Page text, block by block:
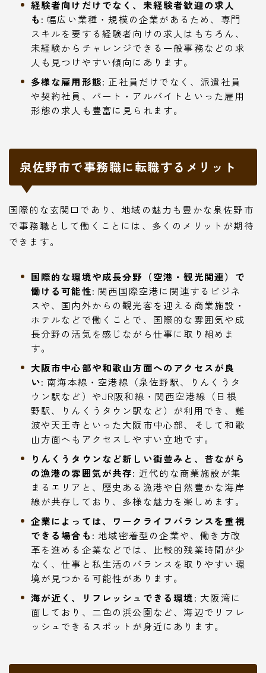
経験者向けだけでなく、未経験者歓迎の求人
も: 幅広い業種・規模の企業があるため、専門
スキルを要する経験者向けの求人はもちろん、
未経験からチャレンジできる一般事務などの求
人も見つけやすい傾向にあります。
多様な雇用形態: 正社員だけでなく、派遣社員
や契約社員、パート・アルバイトといった雇用
形態の求人も豊富に見られます。
泉佐野市で事務職に転職するメリット
国際的な玄関口であり、地域の魅力も豊かな泉佐野市
で事務職として働くことには、多くのメリットが期待
できます。
国際的な環境や成長分野（空港・観光関連）で
働ける可能性: 関西国際空港に関連するビジネ
スや、国内外からの観光客を迎える商業施設・
ホテルなどで働くことで、国際的な雰囲気や成
長分野の活気を感じながら仕事に取り組めま
す。
大阪市中心部や和歌山方面へのアクセスが良
い: 南海本線・空港線（泉佐野駅、りんくうタ
ウン駅など）やJR阪和線・関西空港線（日根
野駅、りんくうタウン駅など）が利用でき、難
波や天王寺といった大阪市中心部、そして和歌
山方面へもアクセスしやすい立地です。
りんくうタウンなど新しい街並みと、昔ながら
の漁港の雰囲気が共存: 近代的な商業施設が集
まるエリアと、歴史ある漁港や自然豊かな海岸
線が共存しており、多様な魅力を楽しめます。
企業によっては、ワークライフバランスを重視
できる場合も: 地域密着型の企業や、働き方改
革を進める企業などでは、比較的残業時間が少
なく、仕事と私生活のバランスを取りやすい環
境が見つかる可能性があります。
海が近く、リフレッシュできる環境: 大阪湾に
面しており、二色の浜公園など、海辺でリフレ
ッシュできるスポットが身近にあります。